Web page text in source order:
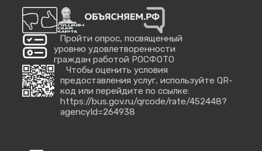
Пройти опрос, посвященный
уровню удовлетворенности
граждан работой РОСФОТО
Чтобы оценить условия
предоставления услуг, используйте QR-
код или перейдите по ссылке:
https://bus.gov.ru/qrcode/rate/452448?
agencyId=264938